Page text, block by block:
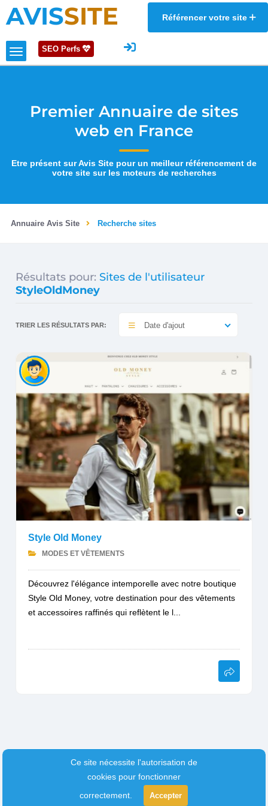
AVISSITE Référencer votre site
SEO Perfs
Premier Annuaire de sites
web en France
Etre présent sur Avis Site pour un meilleur référencement de
votre site sur les moteurs de recherches
Annuaire Avis Site Recherche sites
Résultats pour: Sites de l'utilisateur
StyleOldMoney
TRIER LES RÉSULTATS PAR: Date d'ajout
Style Old Money
MODES ET VÊTEMENTS
Découvrez l'élégance intemporelle avec notre boutique
Style Old Money, votre destination pour des vêtements
et accessoires raffinés qui reflètent le l...
Ce site nécessite l'autorisation de
cookies pour fonctionner
correctement.
Accepter